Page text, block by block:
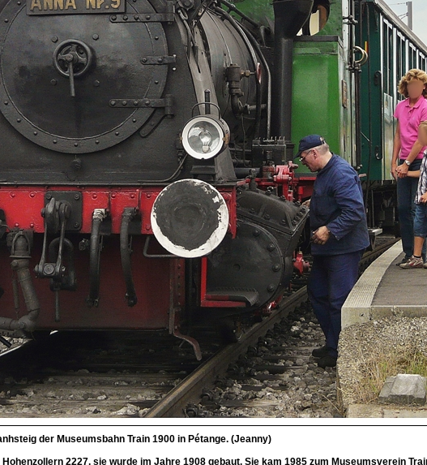
der Museumsbahn Train 1900 in Pétange. (Jeanny)
2227, sie wurde im Jahre 1908 gebaut. Sie kam 1985 zum Museumsverein